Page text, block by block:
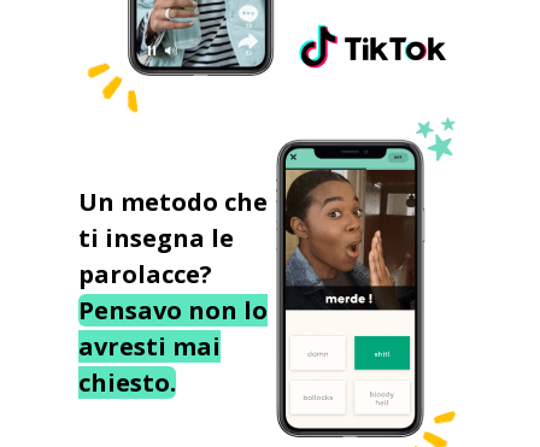
Un metodo che
ti insegna le
parolacce?
Pensavo non lo
avresti mai
chiesto.